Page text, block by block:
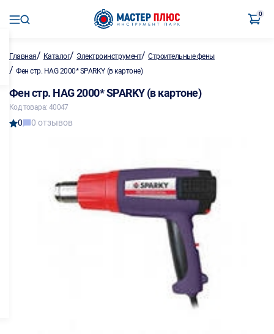
0
Главная/ Каталог/ Электроинструмент/Строительные фены
/ Фен стр. HAG 2000* SPARKY (в картоне)
Фен стр. HAG 2000* SPARKY (в картоне)
Код товара: 40047
0 0 отзывов